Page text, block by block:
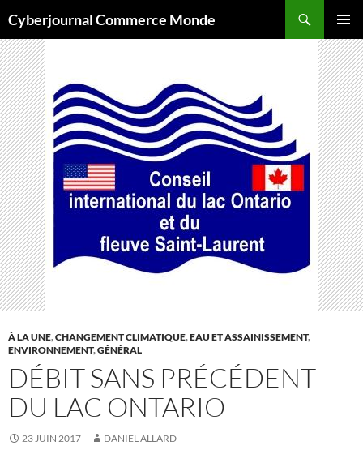
au
contenu
Cyberjournal Commerce Monde
MENU
À LA UNE,CHANGEMENT CLIMATIQUE,EAU ET ASSAINISSEMENT,
ENVIRONNEMENT,GÉNÉRAL
DÉBIT SANS PRÉCÉDENT
DU LAC ONTARIO
23 JUIN 2017 DANIEL ALLARD